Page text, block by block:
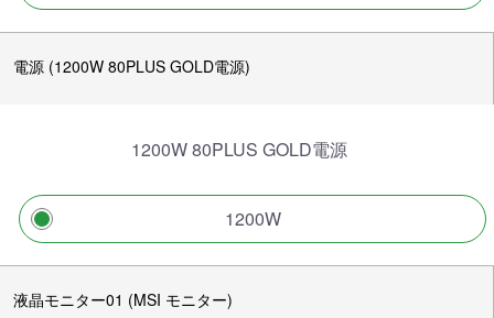
電源 (1200W 80PLUS GOLD電源)
1200W 80PLUS GOLD電源
1200W
液晶モニター01 (MSI モニター)